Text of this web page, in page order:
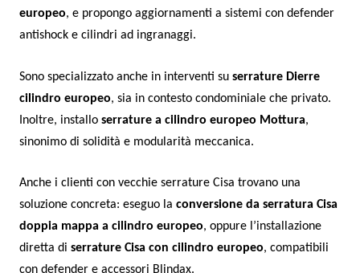
europeo, e propongo aggiornamenti a sistemi con defender
antishock e cilindri ad ingranaggi.
Sono specializzato anche in interventi suserrature Dierre
cilindro europeo, sia in contesto condominiale che privato.
Inoltre, installoserrature a cilindro europeo Mottura,
sinonimo di solidità e modularità meccanica.
Anche i clienti con vecchie serrature Cisa trovano una
soluzione concreta: eseguo laconversione da serratura Cisa
doppia mappa a cilindro europeo, oppure l’installazione
diretta diserrature Cisa con cilindro europeo, compatibili
con defender e accessori Blindax.